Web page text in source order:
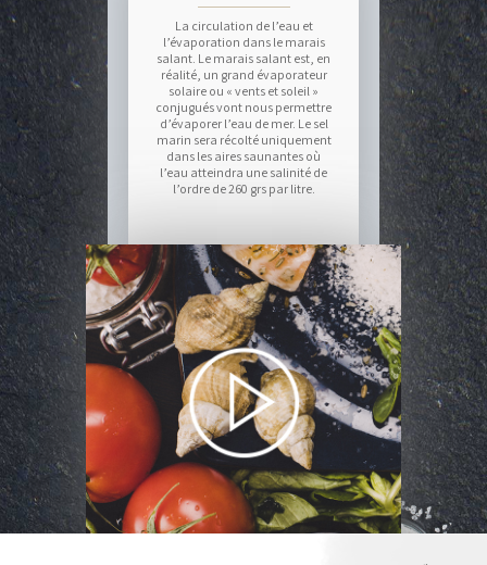
La circulation de l’eau et
l’évaporation dans le marais
salant. Le marais salant est, en
réalité, un grand évaporateur
solaire ou « vents et soleil »
conjugués vont nous permettre
d’évaporer l’eau de mer. Le sel
marin sera récolté uniquement
dans les aires saunantes où
l’eau atteindra une salinité de
l’ordre de 260 grs par litre.